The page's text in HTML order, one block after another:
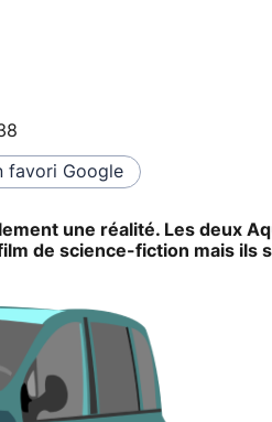
favori Google
une réalité. Les deux
de science-fiction mais ils